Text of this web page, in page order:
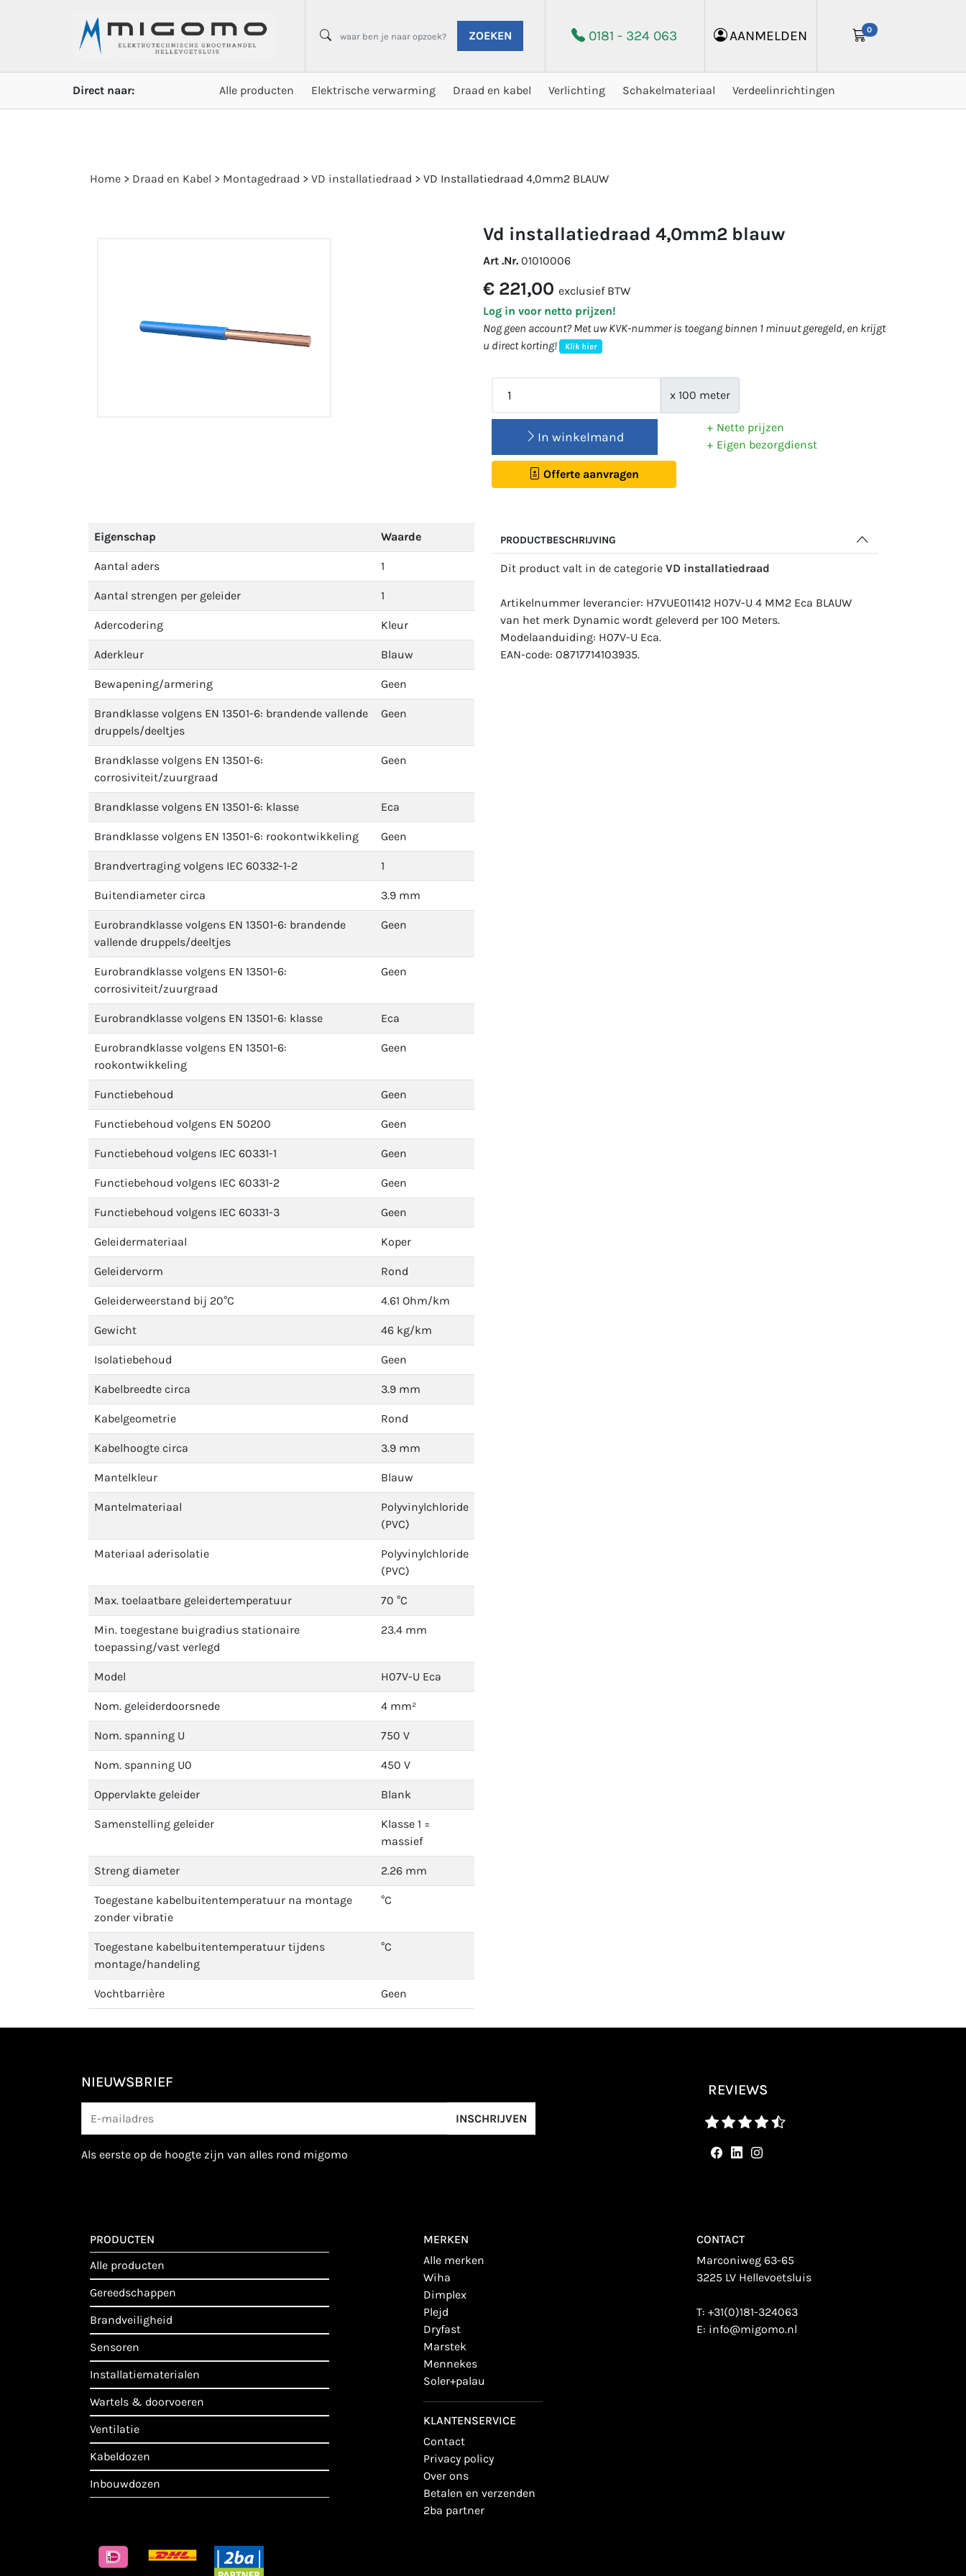
ZOEKEN 0181 - 324 063 AANMELDEN 0
Direct naar: Alle producten Elektrische verwarming Draad en kabel Verlichting Schakelmateriaal Verdeelinrichtingen
Home > Draad en Kabel > Montagedraad > VD installatiedraad > VD Installatiedraad 4,0mm2 BLAUW
vd installatiedraad 4,0mm2 blauw
Art .Nr. 01010006
€ 221,00 exclusief BTW
Log in voor netto prijzen!
Nog geen account? Met uw KVK-nummer is toegang binnen 1 minuut geregeld, en krijgt
u direct korting!
Klik hier
x 100 meter
In winkelmand
Offerte aanvragen
Nette prijzen
Eigen bezorgdienst
Eigenschap Waarde
Aantal aders 1
Aantal strengen per geleider 1
Adercodering Kleur
Aderkleur Blauw
Bewapening/armering Geen
Brandklasse volgens EN 13501-6: brandende vallende
druppels/deeltjes
Geen
Brandklasse volgens EN 13501-6:
corrosiviteit/zuurgraad
Geen
Brandklasse volgens EN 13501-6: klasse Eca
Brandklasse volgens EN 13501-6: rookontwikkeling Geen
Brandvertraging volgens IEC 60332-1-2 1
Buitendiameter circa 3.9 mm
Eurobrandklasse volgens EN 13501-6: brandende
vallende druppels/deeltjes
Geen
Eurobrandklasse volgens EN 13501-6:
corrosiviteit/zuurgraad
Geen
Eurobrandklasse volgens EN 13501-6: klasse Eca
Eurobrandklasse volgens EN 13501-6:
rookontwikkeling
Geen
Functiebehoud Geen
Functiebehoud volgens EN 50200 Geen
Functiebehoud volgens IEC 60331-1 Geen
Functiebehoud volgens IEC 60331-2 Geen
Functiebehoud volgens IEC 60331-3 Geen
Geleidermateriaal Koper
Geleidervorm Rond
Geleiderweerstand bij 20°C 4.61 Ohm/km
Gewicht 46 kg/km
Isolatiebehoud Geen
Kabelbreedte circa 3.9 mm
Kabelgeometrie Rond
Kabelhoogte circa 3.9 mm
Mantelkleur Blauw
Mantelmateriaal
Polyvinylchloride
(PVC)
Materiaal aderisolatie
Polyvinylchloride
(PVC)
Max. toelaatbare geleidertemperatuur 70 °C
Min. toegestane buigradius stationaire
toepassing/vast verlegd
23.4 mm
Model H07V-U Eca
Nom. geleiderdoorsnede 4 mm²
Nom. spanning U 750 V
Nom. spanning U0 450 V
Oppervlakte geleider Blank
Samenstelling geleider
Klasse 1 =
massief
Streng diameter 2.26 mm
Toegestane kabelbuitentemperatuur na montage
zonder vibratie
°C
Toegestane kabelbuitentemperatuur tijdens
montage/handeling
°C
Vochtbarrière Geen
PRODUCTBESCHRIJVING
Dit product valt in de categorie VD installatiedraad
Artikelnummer leverancier: H7VUE011412 H07V-U 4 MM2 Eca BLAUW
van het merk Dynamic wordt geleverd per 100 Meters.
Modelaanduiding: H07V-U Eca.
EAN-code: 08717714103935.
NIEUWSBRIEF
INSCHRIJVEN
als eerste op de hoogte zijn van alles rond migomo
REVIEWS
PRODUCTEN
alle producten
gereedschappen
brandveiligheid
sensoren
installatiematerialen
wartels & doorvoeren
ventilatie
kabeldozen
inbouwdozen
MERKEN
alle merken
wiha
dimplex
plejd
dryfast
marstek
mennekes
soler+palau
KLANTENSERVICE
contact
privacy policy
over ons
betalen en verzenden
2ba partner
CONTACT
Marconiweg 63-65
3225 LV Hellevoetsluis
T:+31(0)181-324063
E: info@migomo.nl